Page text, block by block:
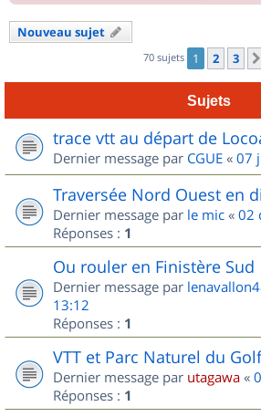
Nouveau sujet
70 sujets 1 2 3
Sujets
trace vtt au départ de
Dernier message par CGUE « 07
Traversée Nord Ouest en
Dernier message par le mic « 02
Réponses : 1
Ou rouler en Finistère Sud
Dernier message par
13:12
Réponses : 1
VTT et Parc Naturel du
Dernier message par utagawa «
Réponses : 1